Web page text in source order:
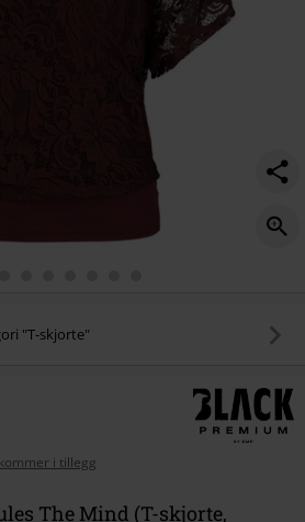
"T-skjorte"
i tillegg
The Mind (T-skjorte,